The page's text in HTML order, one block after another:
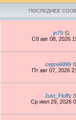
ПОСЛЕДНЕЕ
jn79
Сб авг 08, 2026
сергей999
Пт авг 07, 2026
Just_Fluffy
Ср июл 29, 2026